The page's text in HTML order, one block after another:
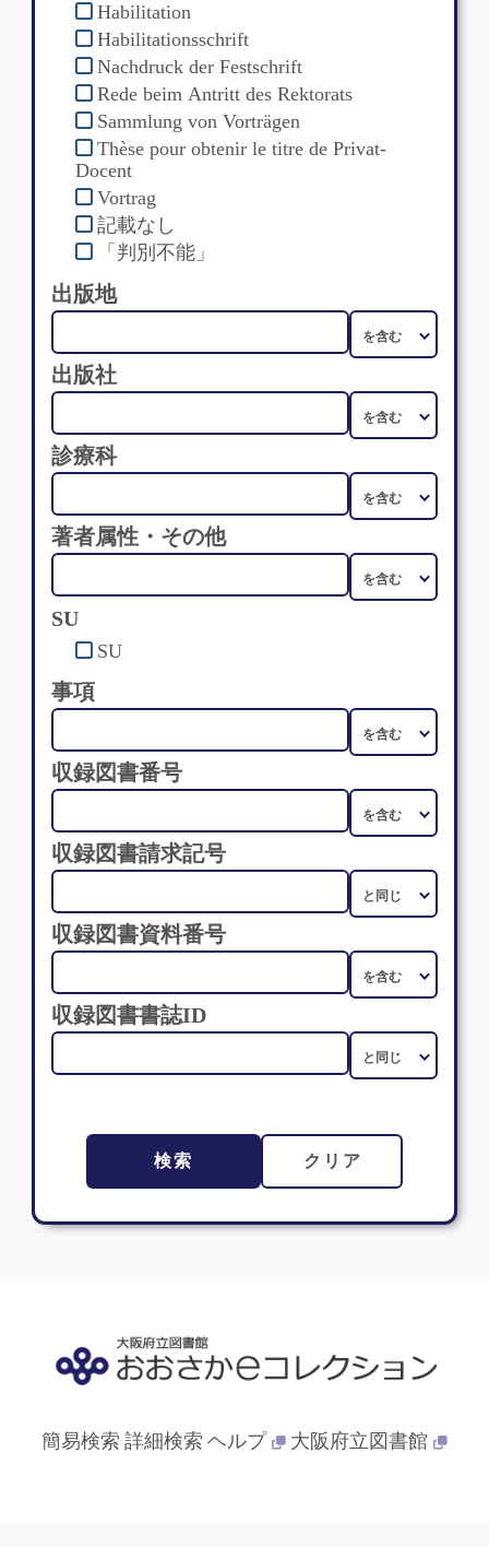
Habilitation
Habilitationsschrift
Nachdruck der Festschrift
Rede beim Antritt des Rektorats
Sammlung von Vorträgen
Thèse pour obtenir le titre de Privat-
Docent
Vortrag
記載なし
「判別不能」
出版地
出版社
診療科
著者属性・その他
SU
SU
事項
収録図書番号
収録図書請求記号
収録図書資料番号
収録図書書誌ID
検索 クリア
簡易検索 詳細検索 ヘルプ 大阪府立図書館